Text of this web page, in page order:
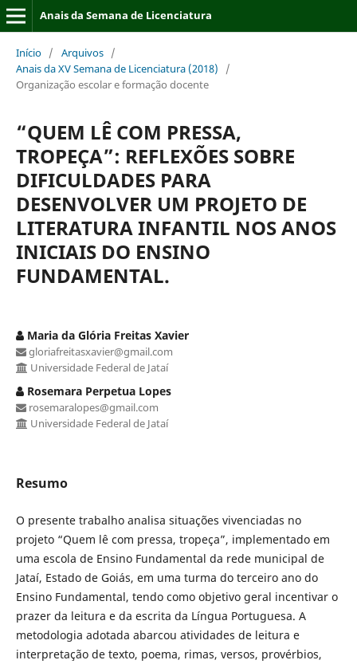
Anais da Semana de Licenciatura
Início / Arquivos /
Anais da XV Semana de Licenciatura (2018)
/
Organização escolar e formação docente
“QUEM LÊ COM PRESSA,
TROPEÇA”: REFLEXÕES SOBRE
DIFICULDADES PARA
DESENVOLVER UM PROJETO DE
LITERATURA INFANTIL NOS ANOS
INICIAIS DO ENSINO
FUNDAMENTAL.
Maria da Glória Freitas Xavier
gloriafreitasxavier@gmail.com
Universidade Federal de Jataí
Rosemara Perpetua Lopes
rosemaralopes@gmail.com
Universidade Federal de Jataí
Resumo
O presente trabalho analisa situações vivenciadas no
projeto “Quem lê com pressa, tropeça”, implementado em
uma escola de Ensino Fundamental da rede municipal de
Jataí, Estado de Goiás, em uma turma do terceiro ano do
Ensino Fundamental, tendo como objetivo geral incentivar o
prazer da leitura e da escrita da Língua Portuguesa. A
metodologia adotada abarcou atividades de leitura e
interpretação de texto, poema, rimas, versos, provérbios,